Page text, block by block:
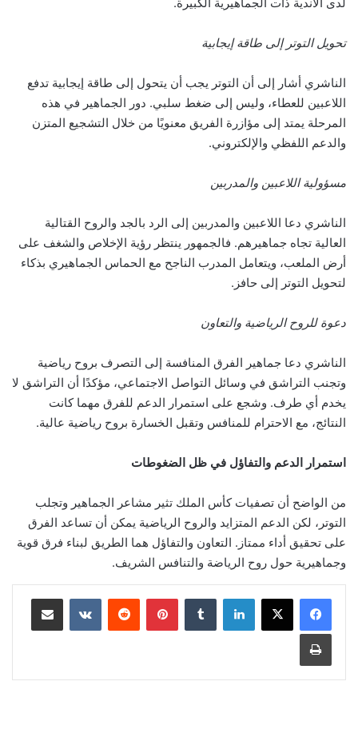
تحويل التوتر إلى طاقة إيجابية
الناشري أشار إلى أن التوتر يجب أن يتحول إلى طاقة إيجابية تدفع
اللاعبين للعطاء، وليس إلى ضغط سلبي. دور الجماهير في هذه
المرحلة يمتد إلى مؤازرة الفريق معنويًا من خلال التشجيع المتزن
والدعم اللفظي والإلكتروني.
مسؤولية اللاعبين والمدربين
الناشري دعا اللاعبين والمدربين إلى الرد بالجد والروح القتالية
العالية تجاه جماهيرهم. فالجمهور ينتظر رؤية الإخلاص والشغف على
أرض الملعب، ويتعامل المدرب الناجح مع الحماس الجماهيري بذكاء
لتحويل التوتر إلى حافز.
دعوة للروح الرياضية والتعاون
الناشري دعا جماهير الفرق المنافسة إلى التصرف بروح رياضية
وتجنب التراشق في وسائل التواصل الاجتماعي، مؤكدًا أن التراشق لا
يخدم أي طرف. وشجع على استمرار الدعم للفرق مهما كانت
النتائج، مع الاحترام للمنافس وتقبل الخسارة بروح رياضية عالية.
استمرار الدعم والتفاؤل في ظل الضغوطات
من الواضح أن تصفيات كأس الملك تثير مشاعر الجماهير وتجلب
التوتر، لكن الدعم المتزايد والروح الرياضية يمكن أن تساعد الفرق
على تحقيق أداء ممتاز. التعاون والتفاؤل هما الطريق لبناء فرق قوية
وجماهيرية حول روح الرياضة والتنافس الشريف.
لينكدإن بينتيريست